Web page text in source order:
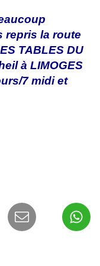
repris la route
TABLES DU
à LIMOGES
7 midi et